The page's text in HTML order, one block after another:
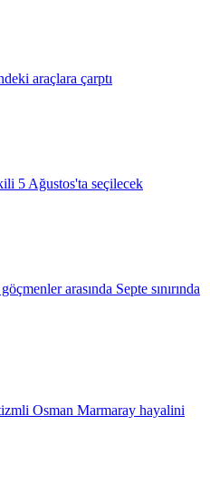
araçlara çarptı
5 Ağustos'ta seçilecek
arasında Septe sınırında
Osman Marmaray hayalini